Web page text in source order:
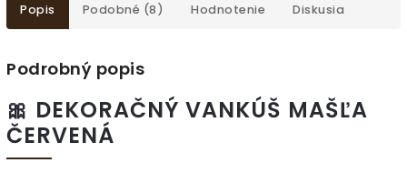
Popis Podobné (8) Hodnotenie Diskusia
Podrobný popis
🎀 DEKORAČNÝ VANKÚŠ MAŠĽA
ČERVENÁ